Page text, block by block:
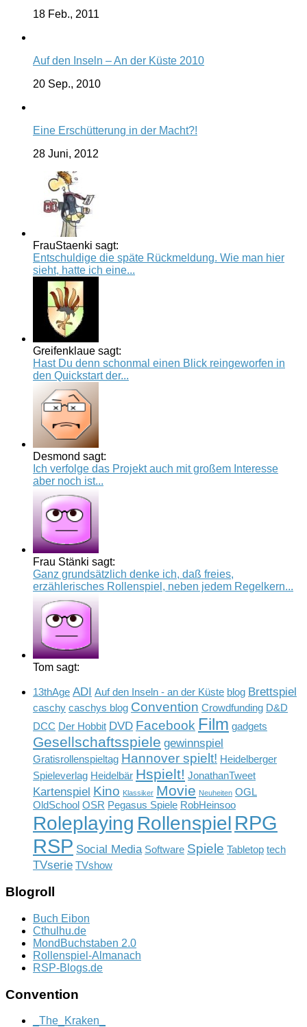
18 Feb., 2011
Auf den Inseln – An der Küste 2010
20 Sep., 2010
Eine Erschütterung in der Macht?!
28 Juni, 2012
FrauStaenki sagt:
Entschuldige die späte Rückmeldung. Wie man hier
sieht, hatte ich eine...
Greifenklaue sagt:
Hast Du denn schonmal einen Blick reingeworfen in
den Quickstart der...
Desmond sagt:
Ich verfolge das Projekt auch mit großem Interesse
aber noch ist...
Frau Stänki sagt:
Ganz grundsätzlich denke ich, daß freies,
erzählerisches Rollenspiel, neben jedem Regelkern...
Tom sagt:
13thAge ADI Auf den Inseln - an der Küste blog Brettspiel
caschy caschys blog Convention Crowdfunding D&D
DCC Der Hobbit DVD Facebook Film gadgets
Gesellschaftsspiele gewinnspiel
Gratisrollenspieltag Hannover spielt! Heidelberger
Spieleverlag Heidelbär Hspielt! JonathanTweet
Kartenspiel Kino Klassiker Movie Neuheiten OGL
OldSchool OSR Pegasus Spiele RobHeinsoo
Roleplaying Rollenspiel RPG
RSP Social Media Software Spiele Tabletop tech
TVserie TVshow
Blogroll
Buch Eibon
Cthulhu.de
MondBuchstaben 2.0
Rollenspiel-Almanach
RSP-Blogs.de
Convention
_The_Kraken_